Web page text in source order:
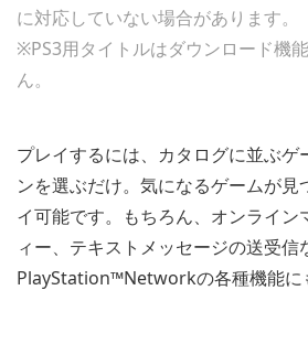
に対応していない場合があります。
※PS3用タイトルはダウンロード機
ん。
プレイするには、カタログに並ぶゲ
ンを選ぶだけ。気になるゲームが見
イ可能です。もちろん、オンライン
ィー、テキストメッセージの送受信
PlayStation™Networkの各種機能に